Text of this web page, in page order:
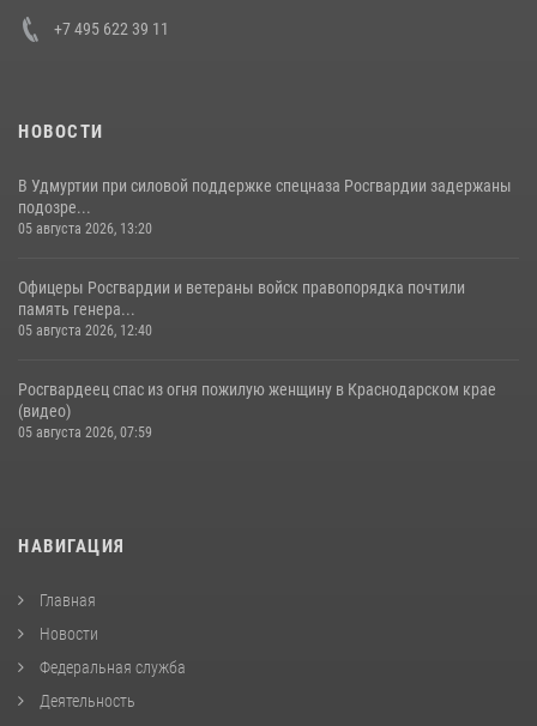
+7 495 622 39 11
НОВОСТИ
В Удмуртии при силовой поддержке спецназа Росгвардии задержаны
подозре...
05 августа 2026, 13:20
Офицеры Росгвардии и ветераны войск правопорядка почтили
память генера...
05 августа 2026, 12:40
Росгвардеец спас из огня пожилую женщину в Краснодарском крае
(видео)
05 августа 2026, 07:59
НАВИГАЦИЯ
Главная
Новости
Федеральная служба
Деятельность